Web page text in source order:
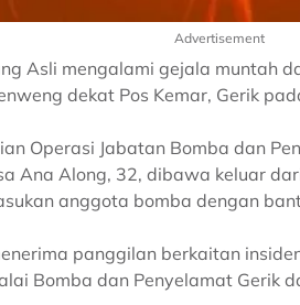
Advertisement
Asli mengalami gejala muntah
dekat Pos Kemar, Gerik
Operasi Jabatan Bomba dan
Ana Along, 32, dibawa keluar
anggota bomba dengan
panggilan berkaitan
Bomba dan Penyelamat Gerik